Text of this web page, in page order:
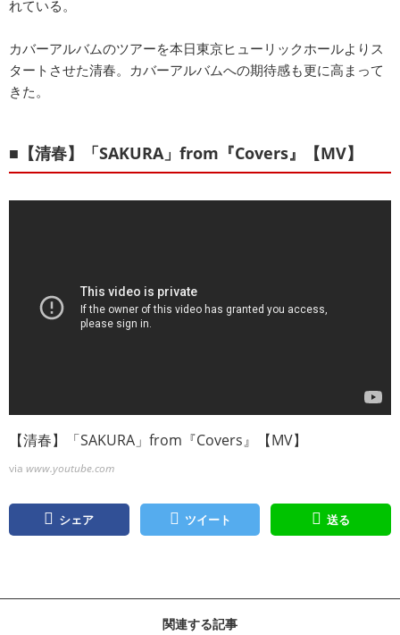
れている。
カバーアルバムのツアーを本日東京ヒューリックホールよりス
タートさせた清春。カバーアルバムへの期待感も更に高まって
きた。
■【清春】「SAKURA」from『Covers』【MV】
【清春】「SAKURA」from『Covers』【MV】
via www.youtube.com
シェア ツイート 送る
関連する記事